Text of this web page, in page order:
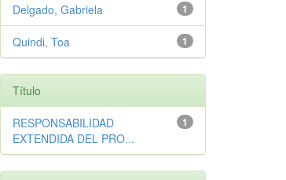
1
Delgado, Gabriela
1
Quindi, Toa
Título
1
RESPONSABILIDAD
EXTENDIDA DEL PRO...